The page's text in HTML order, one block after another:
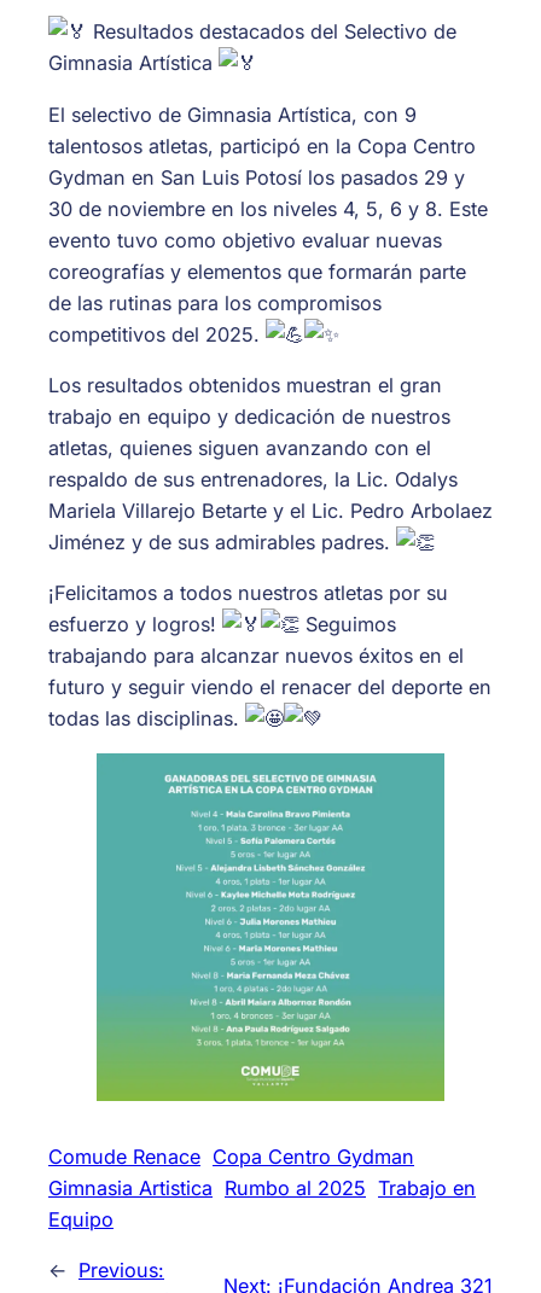
Resultados destacados del Selectivo de
Gimnasia Artística
El selectivo de Gimnasia Artística, con 9
talentosos atletas, participó en la Copa Centro
Gydman en San Luis Potosí los pasados 29 y
30 de noviembre en los niveles 4, 5, 6 y 8. Este
evento tuvo como objetivo evaluar nuevas
coreografías y elementos que formarán parte
de las rutinas para los compromisos
competitivos del 2025.
Los resultados obtenidos muestran el gran
trabajo en equipo y dedicación de nuestros
atletas, quienes siguen avanzando con el
respaldo de sus entrenadores, la Lic. Odalys
Mariela Villarejo Betarte y el Lic. Pedro Arbolaez
Jiménez y de sus admirables padres.
¡Felicitamos a todos nuestros atletas por su
esfuerzo y logros!
Seguimos
trabajando para alcanzar nuevos éxitos en el
futuro y seguir viendo el renacer del deporte en
todas las disciplinas.
Comude Renace Copa Centro Gydman
Gimnasia Artistica Rumbo al 2025 Trabajo en
Equipo
← Previous:
Next: ¡Fundación Andrea 321